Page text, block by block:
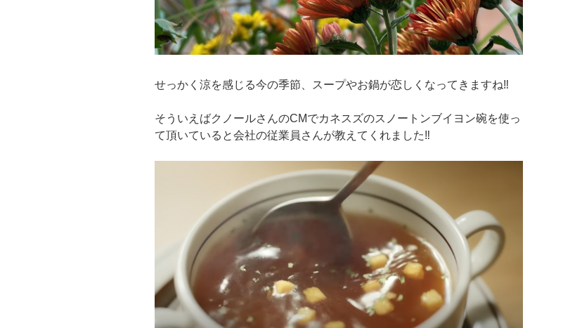
せっかく涼を感じる今の季節、スープやお鍋が恋しくなってきますね‼︎
そういえばクノールさんのCMでカネスズのスノートンブイヨン碗を使っ
て頂いていると会社の従業員さんが教えてくれました‼︎